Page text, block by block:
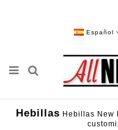
Español
Hebillas Hebillas New